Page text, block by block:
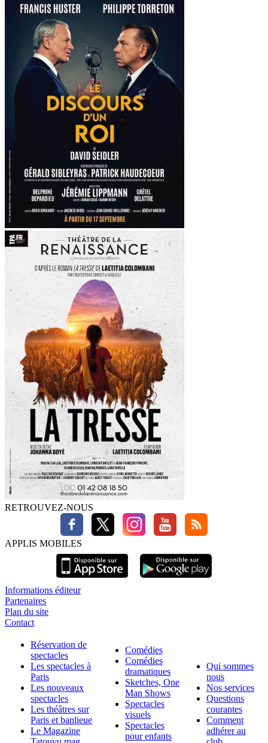
RETROUVEZ-NOUS
APPLIS MOBILES
Informations éditeur
Partenaires
Plan du site
Contact
Réservation de
spectacles
Les spectacles à
Paris
Les nouveaux
spectacles
Les théâtres sur
Paris et banlieue
Le Magazine
Comédies
Comédies
dramatiques
Sketches, One
Man Shows
Spectacles
visuels
Spectacles
pour enfants
Qui sommes
nous
Nos services
Questions
courantes
Comment
adhérer au